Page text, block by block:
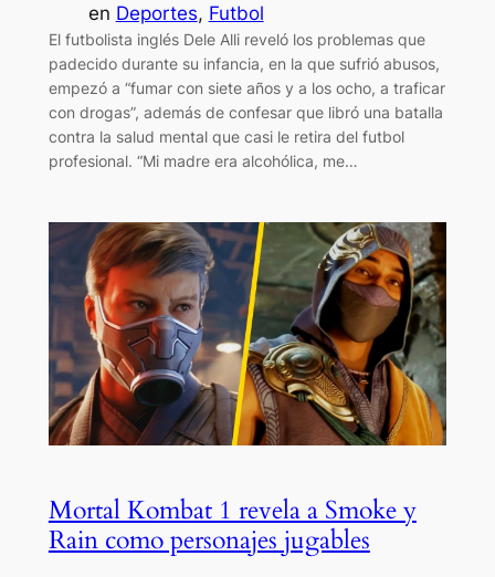
en Deportes, Futbol
El futbolista inglés Dele Alli reveló los problemas que
padecido durante su infancia, en la que sufrió abusos,
empezó a “fumar con siete años y a los ocho, a traficar
con drogas”, además de confesar que libró una batalla
contra la salud mental que casi le retira del futbol
profesional. “Mi madre era alcohólica, me…
Mortal Kombat 1 revela a Smoke y
Rain como personajes jugables